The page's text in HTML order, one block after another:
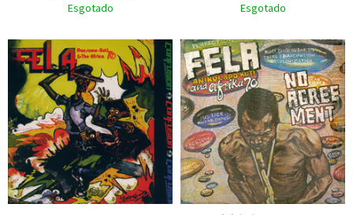
Esgotado
Esgotado